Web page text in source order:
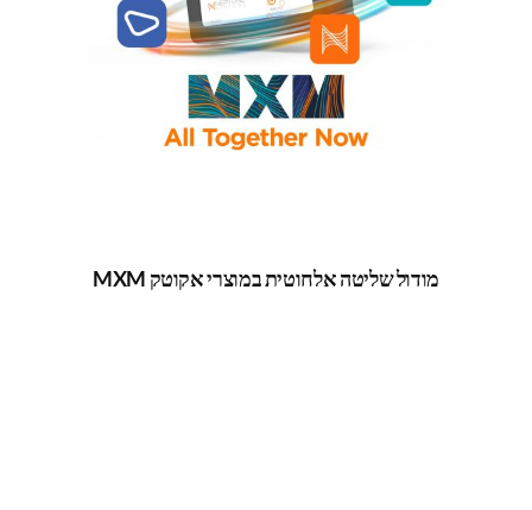
מודול שליטה אלחוטית במוצרי אקוטק MXM